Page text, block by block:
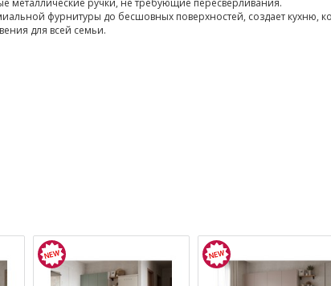
фурнитуры до бесшовных поверхностей, создает кухню,
для всей семьи.